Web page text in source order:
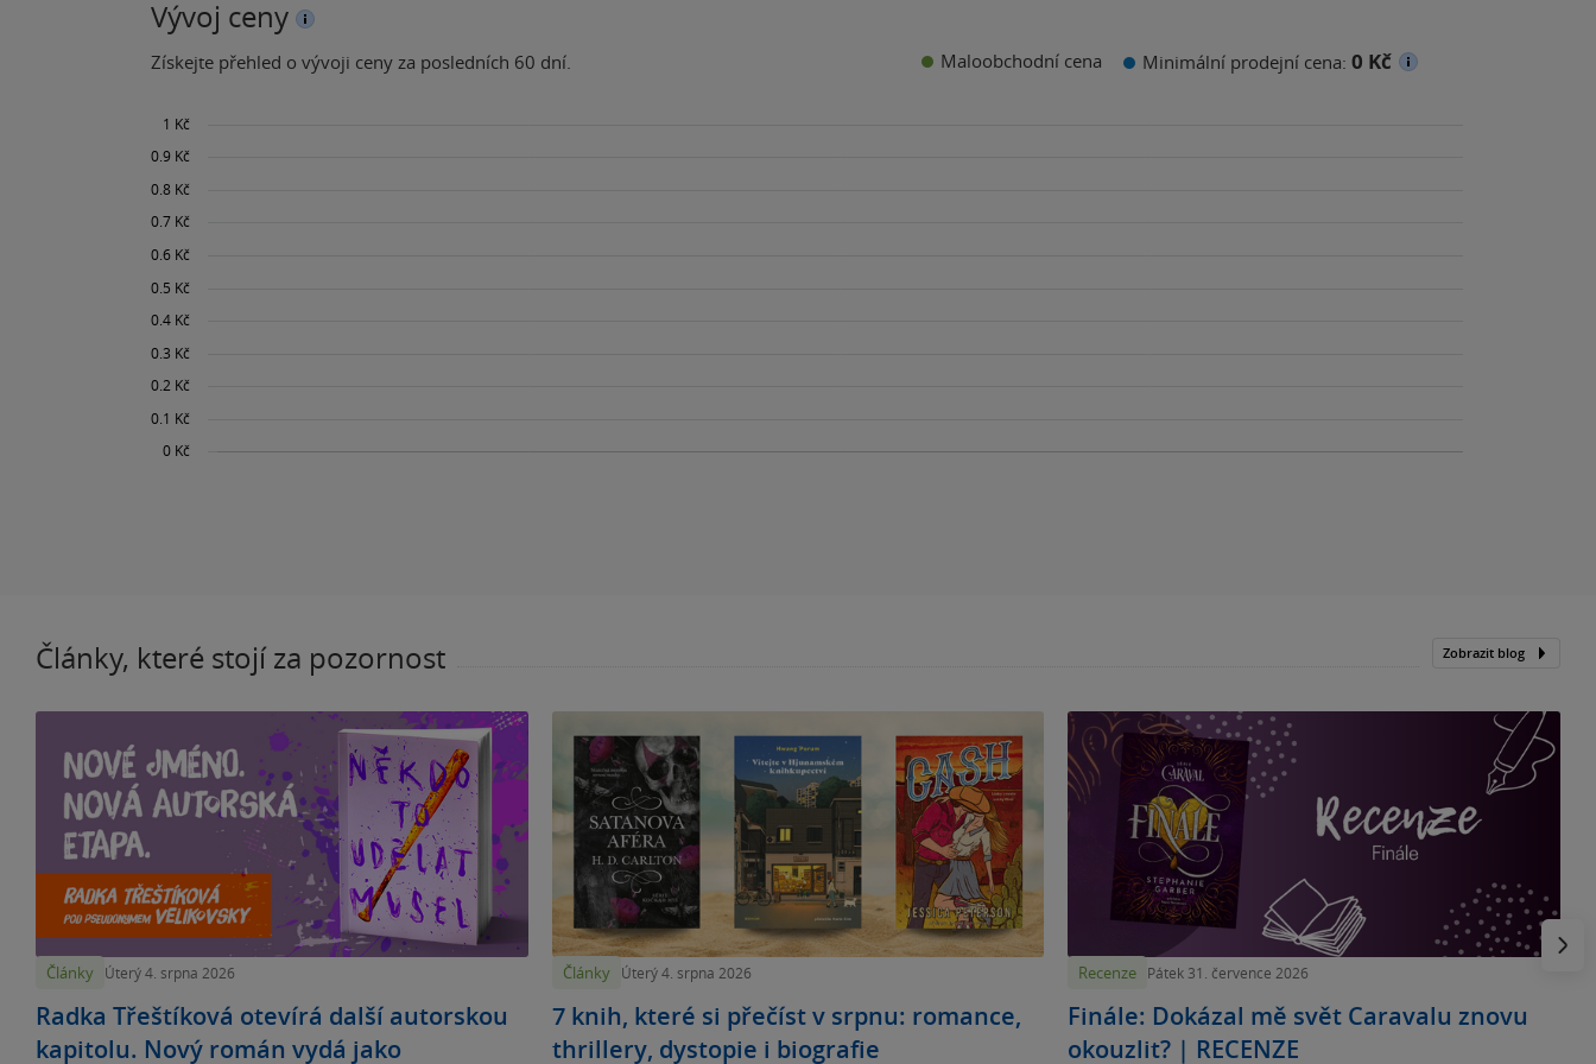
Vývoj ceny
Získejte přehled o vývoji ceny za posledních 60 dní. Maloobchodní cena Minimální prodejní cena: 0 Kč
Články, které stojí za pozornost Zobrazit blog
Články Úterý 4. srpna 2026
Radka Třeštíková otevírá další autorskou
kapitolu. Nový román vydá jako
Články Úterý 4. srpna 2026
7 knih, které si přečíst v srpnu: romance,
thrillery, dystopie i biografie
Recenze Pátek 31. července 2026
Finále: Dokázal mě svět Caravalu znovu
okouzlit? | RECENZE